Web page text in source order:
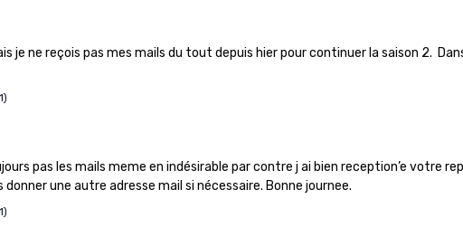
je ne reçois pas mes mails du tout depuis hier pour continuer la saison 2.
pas les mails meme en indésirable par contre j ai bien reception’e votre
une autre adresse mail si nécessaire. Bonne journee.